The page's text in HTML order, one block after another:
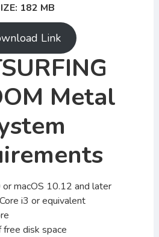
182 MB
Link
Metal
or macOS 10.12 and later
i3 or equivalent
free disk space